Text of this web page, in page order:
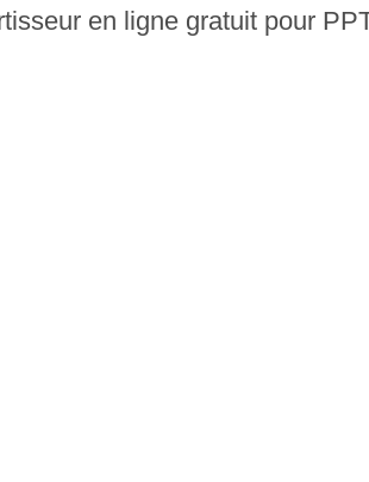
en ligne gratuit pour